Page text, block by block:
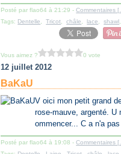
Posté par flao64 à 21:29 -Commentaires [
Tags: Dentelle ,Tricot ,châle ,lace ,shawl
Vous aimez ? 0 vote
12 juillet 2012
BaKaU
V oici mon petit grand
rose-mauve, argenté. U
ommencer... C a n'a
Posté par flao64 à 19:08 -Commentaires [